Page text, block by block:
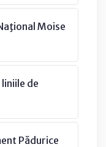
Moise
de
Pădurice